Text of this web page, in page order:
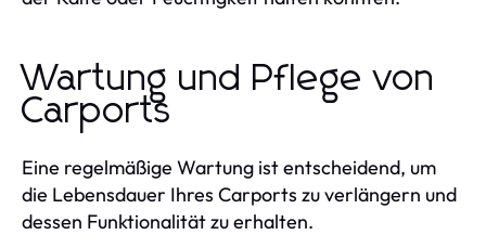
Wartung und Pflege von
Carports
Eine regelmäßige Wartung ist entscheidend, um
die Lebensdauer Ihres Carports zu verlängern und
dessen Funktionalität zu erhalten.